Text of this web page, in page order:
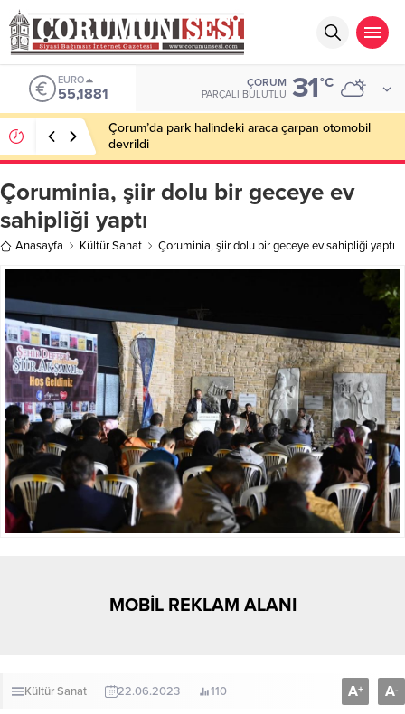
EURO
55,1881
ÇORUM
PARÇALI BULUTLU 31°C
Çorum’da park halindeki araca çarpan otomobil
devrildi
Çoruminia, şiir dolu bir geceye ev
sahipliği yaptı
Anasayfa Kültür Sanat Çoruminia, şiir dolu bir geceye ev sahipliği yaptı
MOBİL REKLAM ALANI
Kültür Sanat 22.06.2023 110 A+ A-